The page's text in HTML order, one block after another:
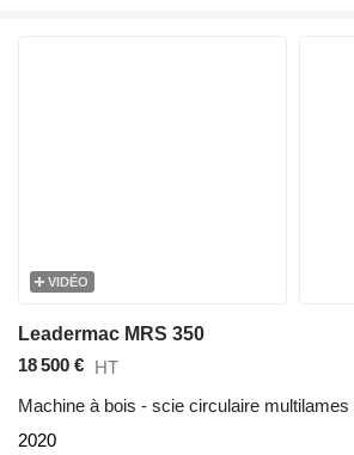
VIDÉO
Leadermac MRS 350
18 500 € HT
Machine à bois - scie circulaire multilames
2020